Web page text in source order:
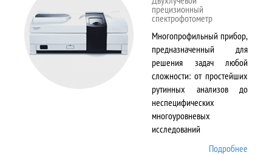
прецизионный
спектрофотометр
Многопрофильный прибор,
предназначенный для
решения задач любой
сложности: от простейших
рутинных анализов до
неспецифических
многоуровневых
исследований
Подробнее